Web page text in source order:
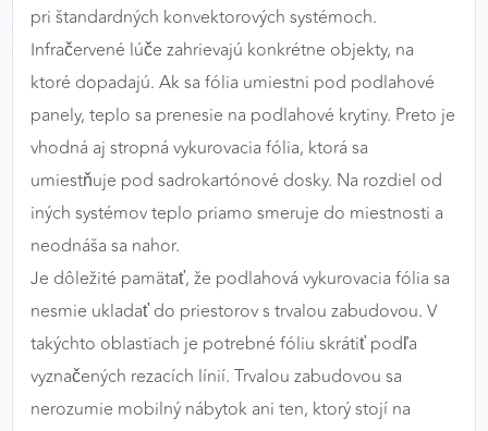
pri štandardných konvektorových systémoch.
Infračervené lúče zahrievajú konkrétne objekty, na
ktoré dopadajú. Ak sa fólia umiestni pod podlahové
panely, teplo sa prenesie na podlahové krytiny. Preto je
vhodná aj stropná vykurovacia fólia, ktorá sa
umiestňuje pod sadrokartónové dosky. Na rozdiel od
iných systémov teplo priamo smeruje do miestnosti a
neodnáša sa nahor.
Je dôležité pamätať, že podlahová vykurovacia fólia sa
nesmie ukladať do priestorov s trvalou zabudovou. V
takýchto oblastiach je potrebné fóliu skrátiť podľa
vyznačených rezacích línií. Trvalou zabudovou sa
nerozumie mobilný nábytok ani ten, ktorý stojí na